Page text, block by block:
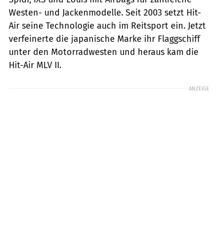
Westen- und Jackenmodelle. Seit 2003 setzt Hit-
Air seine Technologie auch im Reitsport ein. Jetzt
verfeinerte die japanische Marke ihr Flaggschiff
unter den Motorradwesten und heraus kam die
Hit-Air MLV II.
ANZEIGE